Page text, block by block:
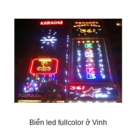
Biển led fullcolor ở Vinh